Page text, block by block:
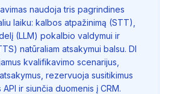
naudoja tris pagrindines
laiku: kalbos atpažinimą (STT),
(LLM) pokalbio valdymui ir
natūraliam atsakymui balsu. DI
kvalifikavimo scenarijus,
rezervuoja susitikimus
ir siunčia duomenis į CRM.